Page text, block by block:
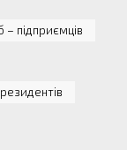
– підприємців